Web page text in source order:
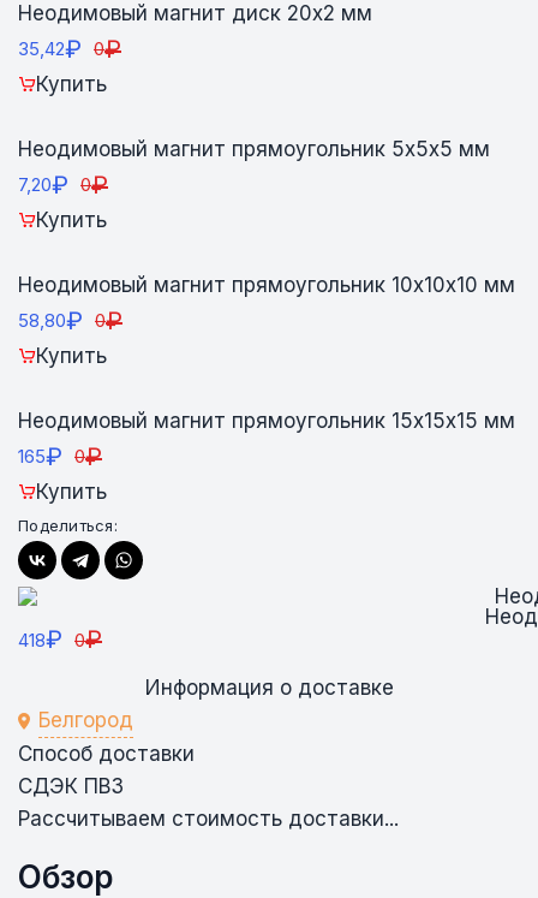
Неодимовый магнит диск 20х2 мм
35,42₽ 0₽
Купить
Неодимовый магнит прямоугольник 5х5х5 мм
7,20₽ 0₽
Купить
Неодимовый магнит прямоугольник 10х10х10 мм
58,80₽ 0₽
Купить
Неодимовый магнит прямоугольник 15х15х15 мм
165₽ 0₽
Купить
Поделиться:
418₽ 0₽
Информация о доставке
Белгород
Способ доставки
СДЭК ПВЗ
Рассчитываем стоимость доставки...
Обзор